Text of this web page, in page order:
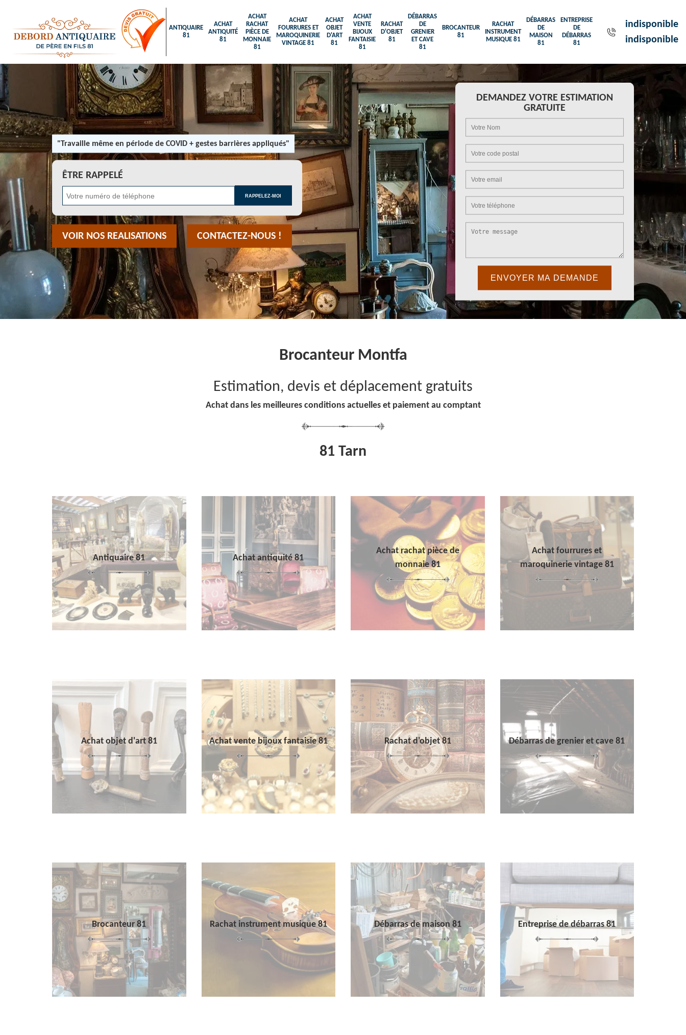
ANTIQUAIRE
81
ACHAT
ANTIQUITÉ
81
ACHAT
RACHAT
PIÈCE DE
MONNAIE
81
ACHAT
FOURRURES ET
MAROQUINERIE
VINTAGE 81
ACHAT
OBJET
D'ART
81
ACHAT
VENTE
BIJOUX
FANTAISIE
81
RACHAT
D'OBJET
81
DÉBARRAS
DE
GRENIER
ET CAVE
81
BROCANTEUR
81
RACHAT
INSTRUMENT
MUSIQUE 81
DÉBARRAS
DE
MAISON
81
ENTREPRISE
DE
DÉBARRAS
81
indisponible
indisponible
"Travaille même en période de COVID + gestes barrières appliqués"
ÊTRE RAPPELÉ
VOIR NOS REALISATIONS CONTACTEZ-NOUS !
DEMANDEZ VOTRE ESTIMATION
GRATUITE
Brocanteur Montfa
Estimation, devis et déplacement gratuits
Achat dans les meilleures conditions actuelles et paiement au comptant
81 Tarn
Antiquaire 81 Achat antiquité 81
Achat rachat pièce de
monnaie 81
Achat fourrures et
maroquinerie vintage 81
Achat objet d'art 81 Achat vente bijoux fantaisie 81 Rachat d'objet 81 Débarras de grenier et cave 81
Brocanteur 81 Rachat instrument musique 81 Débarras de maison 81 Entreprise de débarras 81